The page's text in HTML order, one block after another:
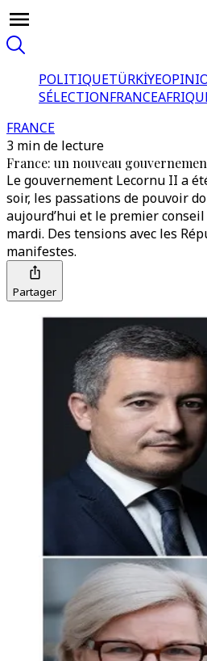
POLITIQUETÜRKİYE
SÉLECTIONFRANCE
FRANCE
3 min de lecture
France: un nouveau
Le gouvernement Lecornu II a
soir, les passations de pouvoir
aujourd’hui et le premier
mardi. Des tensions avec les
manifestes.
Partager